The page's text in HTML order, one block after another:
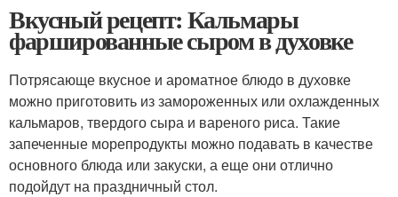
Вкусный рецепт: Кальмары
фаршированные сыром в духовке
Потрясающе вкусное и ароматное блюдо в духовке
можно приготовить из замороженных или охлажденных
кальмаров, твердого сыра и вареного риса. Такие
запеченные морепродукты можно подавать в качестве
основного блюда или закуски, а еще они отлично
подойдут на праздничный стол.